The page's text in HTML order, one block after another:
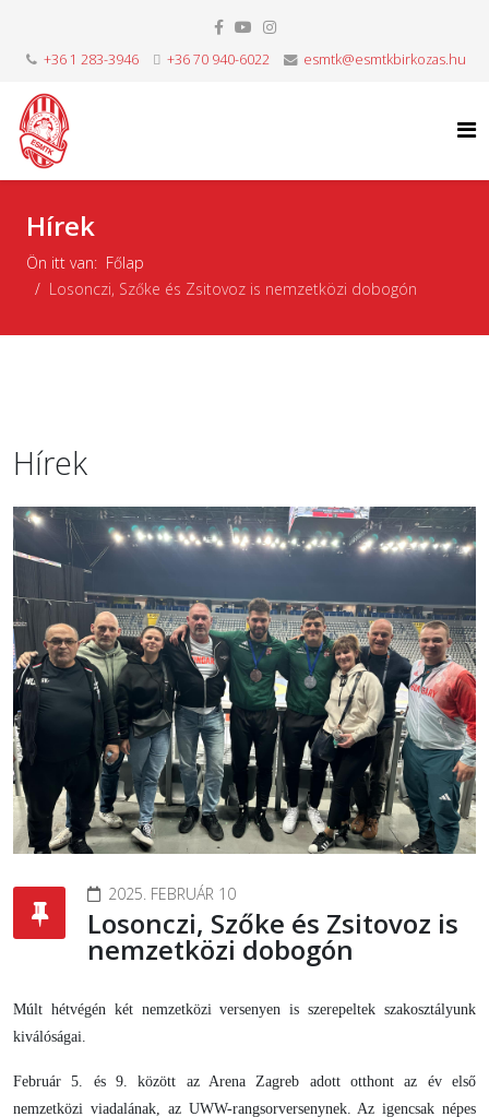
+36 1 283-3946 +36 70 940-6022 esmtk@esmtkbirkozas.hu
Hírek
Ön itt van: Főlap
Losonczi, Szőke és Zsitovoz is nemzetközi dobogón
Hírek
2025. FEBRUÁR 10
Losonczi, Szőke és Zsitovoz is
nemzetközi dobogón
Múlt hétvégén két nemzetközi versenyen is szerepeltek szakosztályunk
kiválóságai.
Február 5. és 9. között az Arena Zagreb adott otthont az év első
nemzetközi viadalának, az UWW-rangsorversenynek. Az igencsak népes